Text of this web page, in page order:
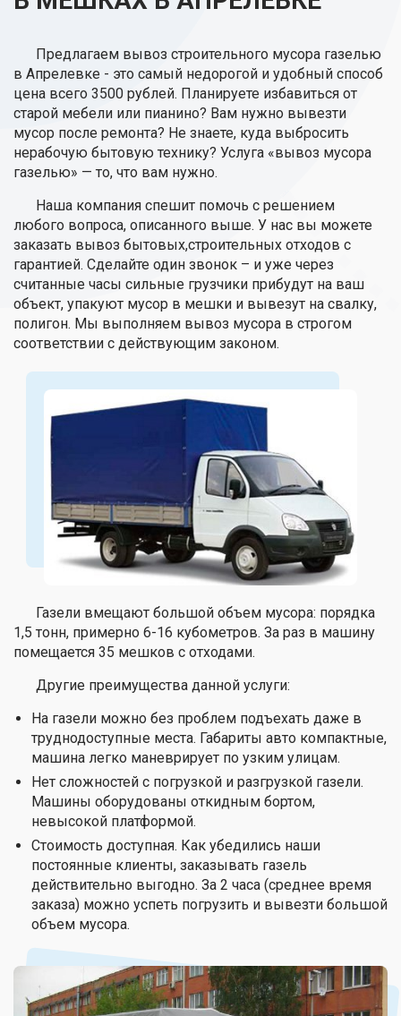
Предлагаем вывоз строительного мусора газелью
в Апрелевке - это самый недорогой и удобный способ
цена всего 3500 рублей. Планируете избавиться от
старой мебели или пианино? Вам нужно вывезти
мусор после ремонта? Не знаете, куда выбросить
нерабочую бытовую технику? Услуга «вывоз мусора
газелью» — то, что вам нужно.
Наша компания спешит помочь с решением
любого вопроса, описанного выше. У нас вы можете
заказать вывоз бытовых,строительных отходов с
гарантией. Сделайте один звонок – и уже через
считанные часы сильные грузчики прибудут на ваш
объект, упакуют мусор в мешки и вывезут на свалку,
полигон. Мы выполняем вывоз мусора в строгом
соответствии с действующим законом.
Газели вмещают большой объем мусора: порядка
1,5 тонн, примерно 6-16 кубометров. За раз в машину
помещается 35 мешков с отходами.
Другие преимущества данной услуги:
На газели можно без проблем подъехать даже в
труднодоступные места. Габариты авто компактные,
машина легко маневрирует по узким улицам.
Нет сложностей с погрузкой и разгрузкой газели.
Машины оборудованы откидным бортом,
невысокой платформой.
Стоимость доступная. Как убедились наши
постоянные клиенты, заказывать газель
действительно выгодно. За 2 часа (среднее время
заказа) можно успеть погрузить и вывезти большой
объем мусора.